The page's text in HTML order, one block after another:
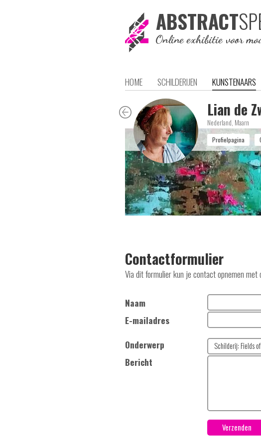
ABSTRACT
Online exhibitie voor
HOME SCHILDERIJEN KUNSTENAARS
Lian de
Nederland, Maarn
Contactformulier
Via dit formulier kun je contact opnemen
Naam
E-mailadres
Onderwerp
Bericht